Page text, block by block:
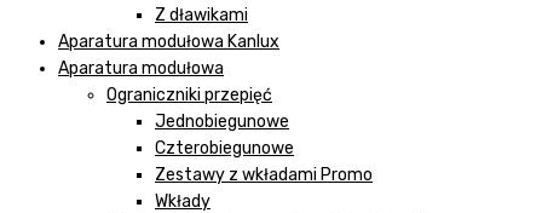
Z dławikami
Aparatura modułowa Kanlux
Aparatura modułowa
Ograniczniki przepięć
Jednobiegunowe
Czterobiegunowe
Zestawy z wkładami Promo
Wkłady